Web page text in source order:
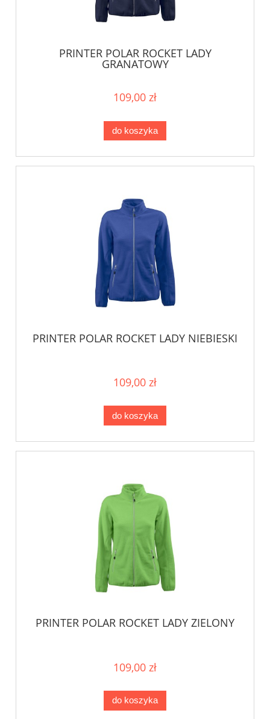
PRINTER POLAR ROCKET LADY
GRANATOWY
109,00 zł
do koszyka
PRINTER POLAR ROCKET LADY NIEBIESKI
109,00 zł
do koszyka
PRINTER POLAR ROCKET LADY ZIELONY
109,00 zł
do koszyka